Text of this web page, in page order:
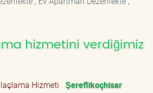
hizmetini verdiğimiz
Hizmeti Şereflikoçhisar